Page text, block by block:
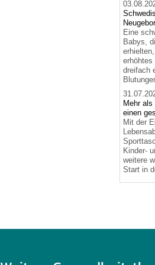
Eine
Babys,
dreifach
Mehr
einen
Mit der
Kinder-
weitere
Start in